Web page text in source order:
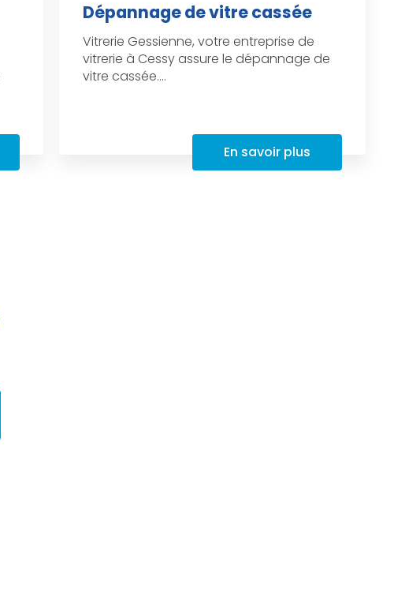
Dépannage de vitre cassée
Vitrerie Gessienne, votre entreprise de
vitrerie à Cessy assure le dépannage de
vitre cassée....
En savoir plus